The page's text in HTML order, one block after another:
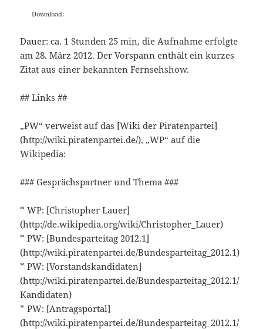
Download:
Dauer: ca. 1 Stunden 25 min, die Aufnahme erfolgte
am 28. März 2012. Der Vorspann enthält ein kurzes
Zitat aus einer bekannten Fernsehshow.
## Links ##
„PW“ verweist auf das [Wiki der Piratenpartei]
(http://wiki.piratenpartei.de/), „WP“ auf die
Wikipedia:
### Gesprächspartner und Thema ###
* WP: [Christopher Lauer]
(http://de.wikipedia.org/wiki/Christopher_Lauer)
* PW: [Bundesparteitag 2012.1]
(http://wiki.piratenpartei.de/Bundesparteitag_2012.1)
* PW: [Vorstandskandidaten]
(http://wiki.piratenpartei.de/Bundesparteitag_2012.1/
Kandidaten)
* PW: [Antragsportal]
(http://wiki.piratenpartei.de/Bundesparteitag_2012.1/